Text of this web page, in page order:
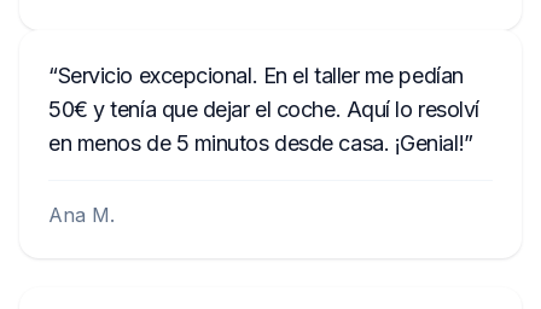
Servicio excepcional. En el taller me pedían
50€ y tenía que dejar el coche. Aquí lo resolví
en menos de 5 minutos desde casa. ¡Genial!
Ana M.